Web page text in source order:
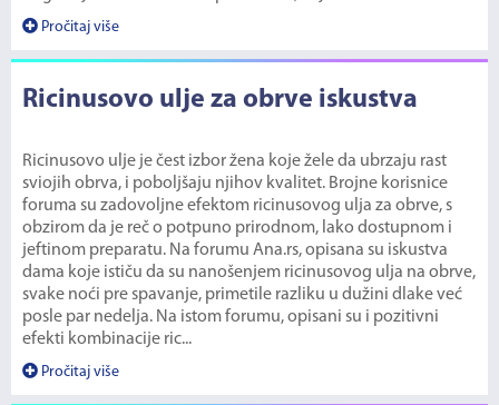
Pročitaj više
Ricinusovo ulje za obrve iskustva
Ricinusovo ulje je čest izbor žena koje žele da ubrzaju rast
sviojih obrva, i poboljšaju njihov kvalitet. Brojne korisnice
foruma su zadovoljne efektom ricinusovog ulja za obrve, s
obzirom da je reč o potpuno prirodnom, lako dostupnom i
jeftinom preparatu. Na forumu Ana.rs, opisana su iskustva
dama koje ističu da su nanošenjem ricinusovog ulja na obrve,
svake noći pre spavanje, primetile razliku u dužini dlake već
posle par nedelja. Na istom forumu, opisani su i pozitivni
efekti kombinacije ric...
Pročitaj više